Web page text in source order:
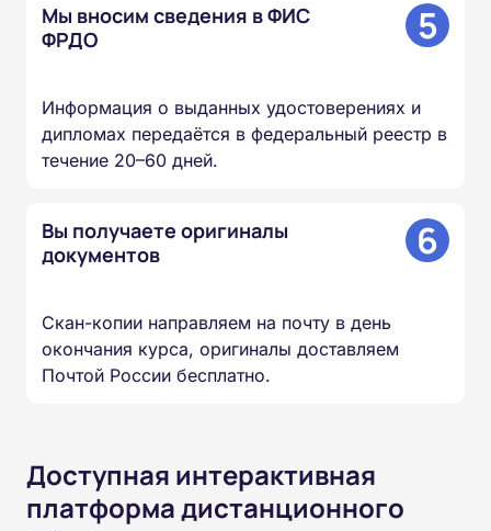
Мы вносим сведения в ФИС
ФРДО
5
Информация о выданных удостоверениях и
дипломах передаётся в федеральный реестр в
течение 20–60 дней.
Вы получаете оригиналы
документов
6
Скан-копии направляем на почту в день
окончания курса, оригиналы доставляем
Почтой России бесплатно.
Доступная интерактивная
платформа дистанционного